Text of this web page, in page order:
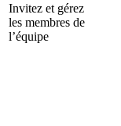
Invitez et gérez
les membres de
l’équipe